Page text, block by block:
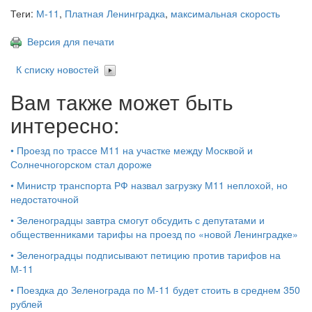
Теги: М-11 , Платная Ленинградка, максимальная скорость
Версия для печати
К списку новостей
Вам также может быть
интересно:
• Проезд по трассе М11 на участке между Москвой и
Солнечногорском стал дороже
• Министр транспорта РФ назвал загрузку М11 неплохой, но
недостаточной
• Зеленоградцы завтра смогут обсудить с депутатами и
общественниками тарифы на проезд по «новой Ленинградке»
• Зеленоградцы подписывают петицию против тарифов на
М-11
• Поездка до Зеленограда по М-11 будет стоить в среднем 350
рублей